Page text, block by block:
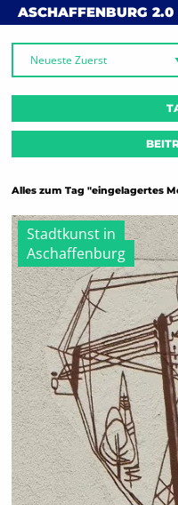
Skip to content
ASCHAFFENBURG 2.0
Alles zum Tag "eingelagertes
Stadtkunst in
Aschaffenburg